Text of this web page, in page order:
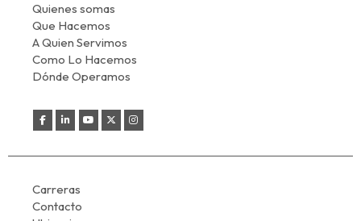
Quienes somas
Que Hacemos
A Quien Servimos
Como Lo Hacemos
Dónde Operamos
Carreras
Contacto